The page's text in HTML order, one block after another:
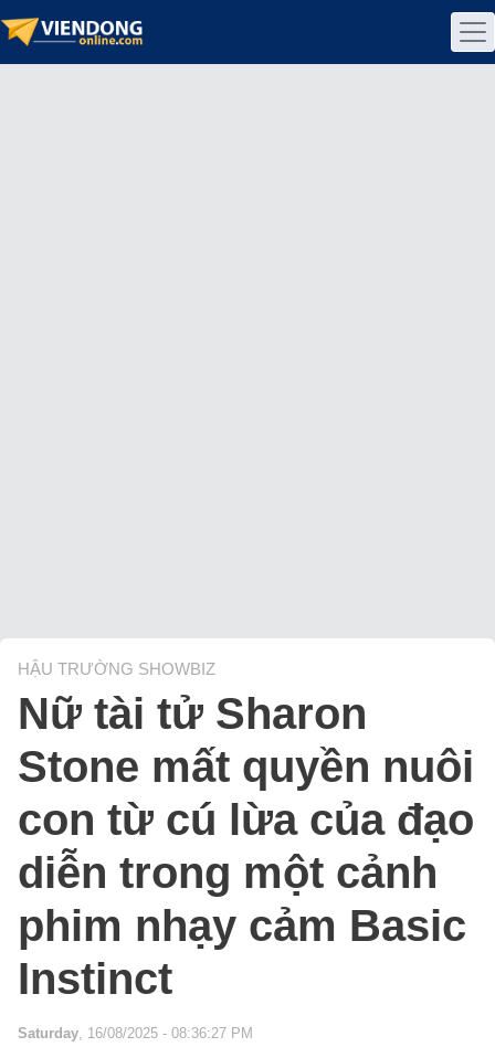
HẬU TRƯỜNG SHOWBIZ
Nữ tài tử Sharon
Stone mất quyền nuôi
con từ cú lừa của đạo
diễn trong một cảnh
phim nhạy cảm Basic
Instinct
Saturday, 16/08/2025 - 08:36:27 PM